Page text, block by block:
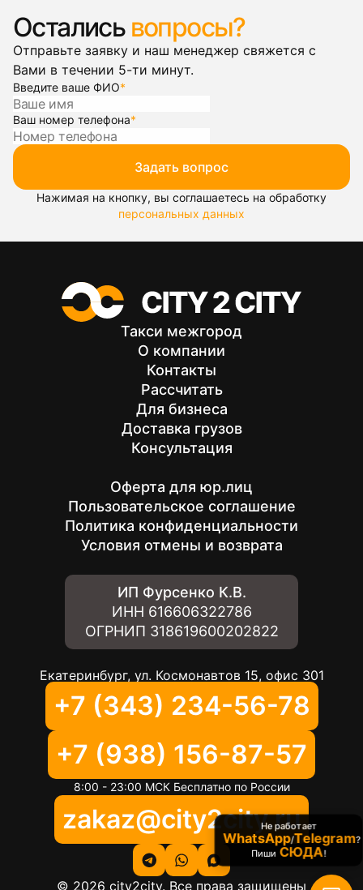
Остались вопросы?
Отправьте заявку и наш менеджер свяжется с
Вами в течении 5-ти минут.
Введите ваше ФИО*
Ваш номер телефона*
Задать вопрос
Нажимая на кнопку, вы соглашаетесь на обработку
персональных данных
Такси межгород
О компании
Контакты
Рассчитать
Для бизнеса
Доставка грузов
Консультация
Оферта для юр.лиц
Пользовательское соглашение
Политика конфиденциальности
Условия отмены и возврата
ИП Фурсенко К.В.
ИНН 616606322786
ОГРНИП 318619600202822
Екатеринбург, ул. Космонавтов 15, офис 301
+7 (343) 234-56-78
+7 (938) 156-87-57
8:00 - 23:00 МСК Бесплатно по России
zakaz@city2city.ru
© 2026 city2city. Все права защищены
Не работает
WhatsApp/Telegram?
Пиши СЮДА!